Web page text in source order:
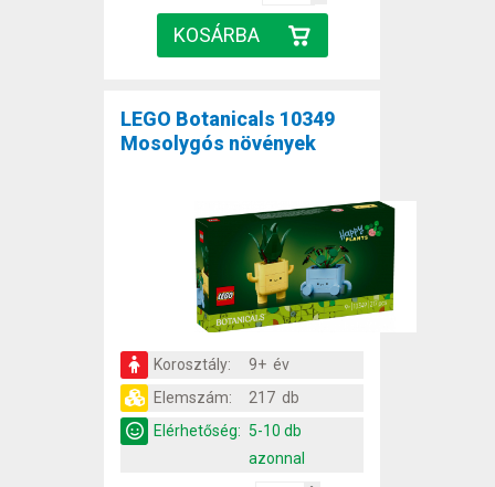
LEGO Botanicals 10349
Mosolygós növények
Korosztály:
9+ év
Elemszám:
217 db
Elérhetőség: 5-10 db
azonnal